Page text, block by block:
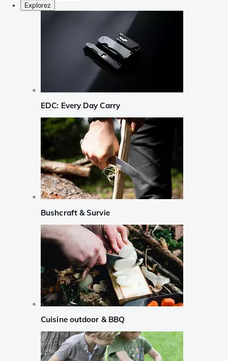
Explorez
EDC: Every Day Carry
Bushcraft & Survie
Cuisine outdoor & BBQ